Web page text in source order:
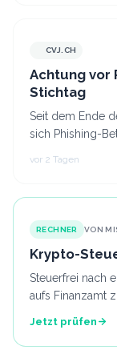
CVJ.CHCVJ.CH
Achtung vor
Stichtag
Seit dem Ende
sich Phishing-
vor 2 Tagen
RECHNER VON
Krypto-
Steuerfrei nach
aufs Finanzamt
Jetzt prüfen